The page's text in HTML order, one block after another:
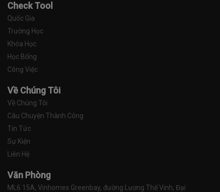
Check Tool
Quốc Gia
Trường Học
Khóa Học
Học Bổng
Công Việc
Về Chúng Tôi
Về Chúng Tôi
Câu Chuyện Thành Công
Tin Tức
Sự Kiện
Liên Hệ
Văn Phòng
ML6 15A, Vinhomes Greenbay, đường Lương Thế Vinh, Đại